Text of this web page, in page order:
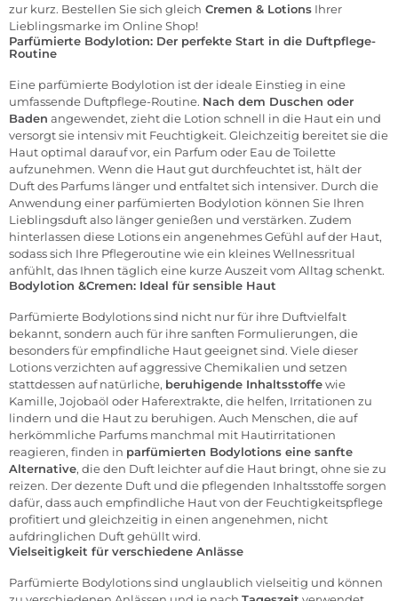
zur kurz. Bestellen Sie sich gleich Cremen & Lotions Ihrer
Lieblingsmarke im Online Shop!
Parfümierte Bodylotion: Der perfekte Start in die Duftpflege-
Routine
Eine parfümierte Bodylotion ist der ideale Einstieg in eine
umfassende Duftpflege-Routine. Nach dem Duschen oder
Baden angewendet, zieht die Lotion schnell in die Haut ein und
versorgt sie intensiv mit Feuchtigkeit. Gleichzeitig bereitet sie die
Haut optimal darauf vor, ein Parfum oder Eau de Toilette
aufzunehmen. Wenn die Haut gut durchfeuchtet ist, hält der
Duft des Parfums länger und entfaltet sich intensiver. Durch die
Anwendung einer parfümierten Bodylotion können Sie Ihren
Lieblingsduftalso länger genießen und verstärken. Zudem
hinterlassen diese Lotions ein angenehmes Gefühl auf der Haut,
sodass sich Ihre Pflegeroutinewie ein kleines Wellnessritual
anfühlt, das Ihnen täglich eine kurze Auszeit vom Alltag schenkt.
Bodylotion &Cremen: Ideal für sensible Haut
Parfümierte Bodylotions sind nicht nur für ihre Duftvielfalt
bekannt, sondern auch für ihre sanften Formulierungen, die
besonders für empfindliche Haut geeignet sind. Viele dieser
Lotions verzichten auf aggressive Chemikalien und setzen
stattdessen auf natürliche, beruhigende Inhaltsstoffewie
Kamille, Jojobaöl oder Haferextrakte, die helfen, Irritationen zu
lindern und die Haut zu beruhigen. Auch Menschen, die auf
herkömmliche Parfums manchmal mit Hautirritationen
reagieren, finden in parfümierten Bodylotions eine sanfte
Alternative, die den Duft leichter auf die Haut bringt, ohne sie zu
reizen. Der dezente Duft und die pflegenden Inhaltsstoffe sorgen
dafür, dass auch empfindliche Haut von der Feuchtigkeitspflege
profitiert und gleichzeitig in einen angenehmen, nicht
aufdringlichen Duft gehüllt wird.
Vielseitigkeit für verschiedene Anlässe
Parfümierte Bodylotions sind unglaublich vielseitig und können